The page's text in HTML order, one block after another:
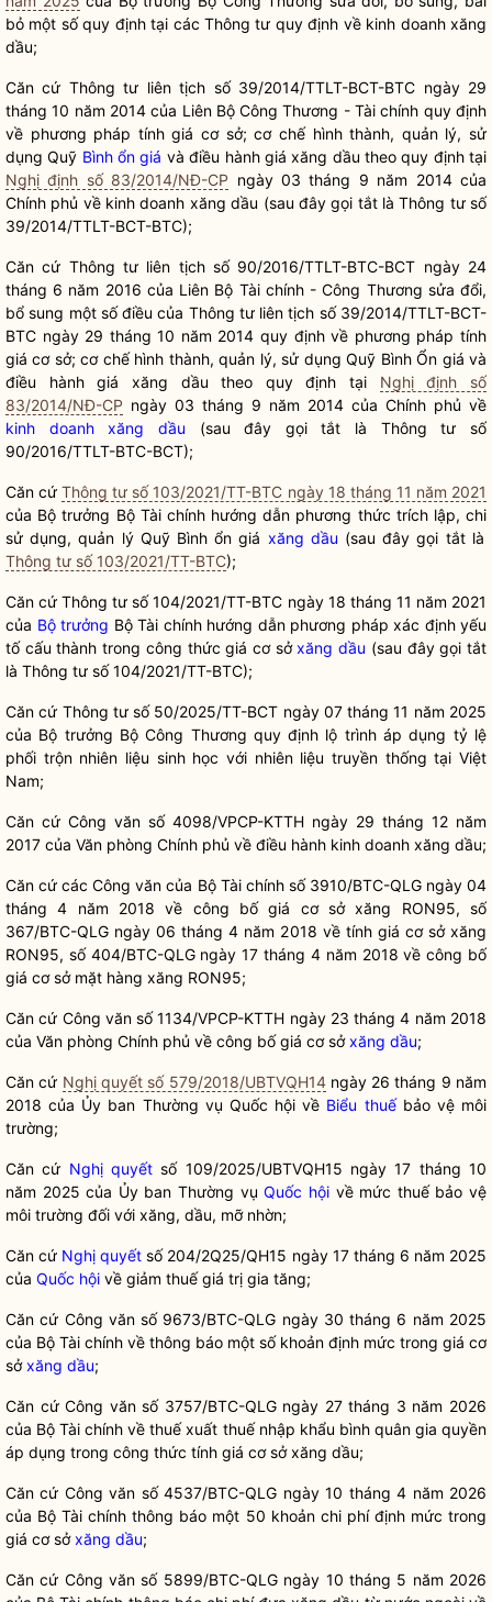
bỏ một số quy định tại các Thông tư quy định về kinh doanh xăng
dầu;
Căn cứ Thông tư liên tịch số 39/2014/TTLT-BCT-BTC ngày 29
tháng 10 năm 2014 của Liên Bộ Công Thương - Tài chính quy định
về phương pháp tính giá cơ sở; cơ chế hình thành, quản lý, sử
dụng Quỹ Bình ổn giá và điều hành giáxăng dầu theo quy định tại
Nghị định số 83/2014/NĐ-CP ngày 03 tháng 9 năm 2014 của
Chính phủ về kinh doanh xăng dầu (sau đây gọi tắt là Thông tư số
39/2014/TTLT-BCT-BTC);
Căn cứ Thông tư liên tịch số 90/2016/TTLT-BTC-BCT ngày 24
tháng 6 năm 2016 của Liên Bộ Tài chính - Công Thương sửa đổi,
bổ sung một số điều của Thông tư liên tịch số 39/2014/TTLT-BCT-
BTC ngày 29 tháng 10 năm 2014 quy định về phương pháp tính
giá cơ sở; cơ chế hình thành, quản lý, sử dụng Quỹ BìnhỔn giá và
điều hànhgiá xăng dầu theo quy định tại Nghị định số
83/2014/NĐ-CP ngày 03 tháng 9 năm 2014 của Chính phủ về
kinh doanh xăng dầu (sauđây gọitắt là Thông tư số
90/2016/TTLT-BTC-BCT);
Căn cứThông tư số 103/2021/TT-BTC ngày 18 tháng 11 năm 2021
của Bộ trưởng Bộ Tài chính hướng dẫn phương thức trích lập,chi
sử dụng, quản lý Quỹ Bìnhổn giá xăng dầu (sauđây gọi tắt là
Thông tư số 103/2021/TT-BTC);
Căn cứ Thông tư số104/2021/TT-BTC ngày 18 tháng 11 năm 2021
của Bộ trưởng Bộ Tài chínhhướng dẫn phương pháp xác định yếu
tố cấu thành trong công thức giá cơ sởxăng dầu (sau đây gọitắt
là Thông tư số 104/2021/TT-BTC);
Căn cứ Thông tư số 50/2025/TT-BCT ngày 07 tháng 11 năm 2025
của Bộ trưởng Bộ Công Thương quy định lộ trình áp dụng tỷlệ
phối trộn nhiên liệu sinh học với nhiên liệu truyền thống tại Việt
Nam;
Căn cứ Công văn số 4098/VPCP-KTTH ngày 29 tháng 12 năm
2017 của Văn phòng Chính phủ về điều hành kinh doanh xăng dầu;
Căn cứ các Công văn của Bộ Tài chính số 3910/BTC-QLG ngày 04
tháng 4 năm 2018 về công bố giá cơ sở xăng RON95, số
367/BTC-QLG ngày 06 tháng 4 năm 2018 về tínhgiá cơ sở xăng
RON95, số 404/BTC-QLG ngày 17 tháng 4 năm 2018 về công bố
giá cơ sở mặt hàng xăng RON95;
Căn cứ Công văn số1134/VPCP-KTTH ngày 23 tháng 4 năm 2018
của Văn phòng Chính phủ về công bố giá cơ sởxăng dầu;
Căn cứ Nghị quyết số 579/2018/UBTVQH14 ngày26 tháng 9 năm
2018 của Ủy ban Thường vụ Quốc hội về Biểu thuếbảo vệ môi
trường;
Căn cứ Nghị quyết số 109/2025/UBTVQH15 ngày 17 tháng 10
năm 2025 của Ủy ban Thường vụQuốc hộivề mức thuế bảo vệ
môi trường đối với xăng, dầu, mỡ nhờn;
Căn cứ Nghị quyết số 204/2Q25/QH15 ngày 17 tháng 6 năm 2025
của Quốc hội về giảm thuếgiá trị gia tăng;
Căn cứ Công vănsố 9673/BTC-QLG ngày 30 tháng 6 năm 2025
của Bộ Tài chính về thông báo một số khoản định mức trong giá cơ
sởxăng dầu;
Căn cứCông văn số 3757/BTC-QLG ngày 27 tháng 3 năm 2026
của Bộ Tài chính vềthuế xuất thuế nhập khẩu bìnhquân gia quyền
áp dụng trong công thức tính giá cơ sởxăng dầu;
Căn cứ Công văn số 4537/BTC-QLG ngày 10 tháng 4 năm 2026
của Bộ Tài chính thông báo một 50 khoản chi phí định mứctrong
giá cơ sởxăng dầu;
Căn cứ Công văn số 5899/BTC-QLG ngày 10 tháng 5 năm 2026